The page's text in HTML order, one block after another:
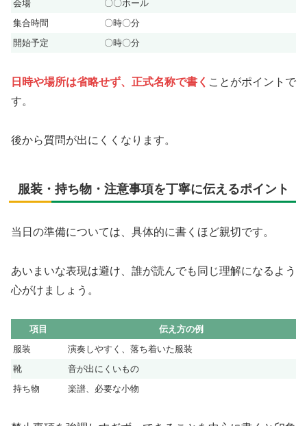
会場
〇〇ホール
集合時間
〇時〇分
開始予定
〇時〇分
日時や場所は省略せず、正式名称で書く ことがポイントで
す。
後から質問が出にくくなります。
服装・持ち物・注意事項を丁寧に伝えるポイント
当日の準備については、具体的に書くほど親切です。
あいまいな表現は避け、誰が読んでも同じ理解になるよう
心がけましょう。
項目
伝え方の例
服装
演奏しやすく、落ち着いた服装
靴
音が出にくいもの
持ち物
楽譜、必要な小物